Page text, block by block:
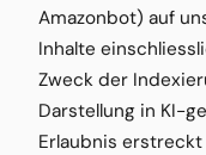
Amazonbot) auf
Inhalte
Zweck der
Darstellung in KI-
Erlaubnis